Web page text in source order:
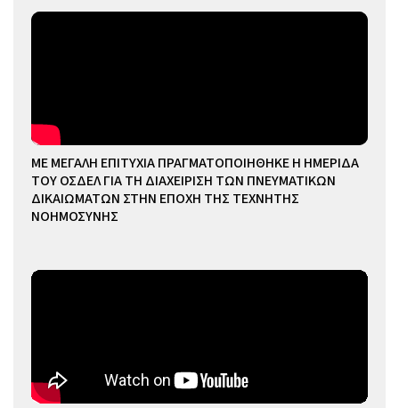
ΜΕ ΜΕΓΑΛΗ ΕΠΙΤΥΧΙΑ ΠΡΑΓΜΑΤΟΠΟΙΗΘΗΚΕ Η ΗΜΕΡΙΔΑ
ΤΟΥ ΟΣΔΕΛ ΓΙΑ ΤΗ ΔΙΑΧΕΙΡΙΣΗ ΤΩΝ ΠΝΕΥΜΑΤΙΚΩΝ
ΔΙΚΑΙΩΜΑΤΩΝ ΣΤΗΝ ΕΠΟΧΗ ΤΗΣ ΤΕΧΝΗΤΗΣ
ΝΟΗΜΟΣΥΝΗΣ